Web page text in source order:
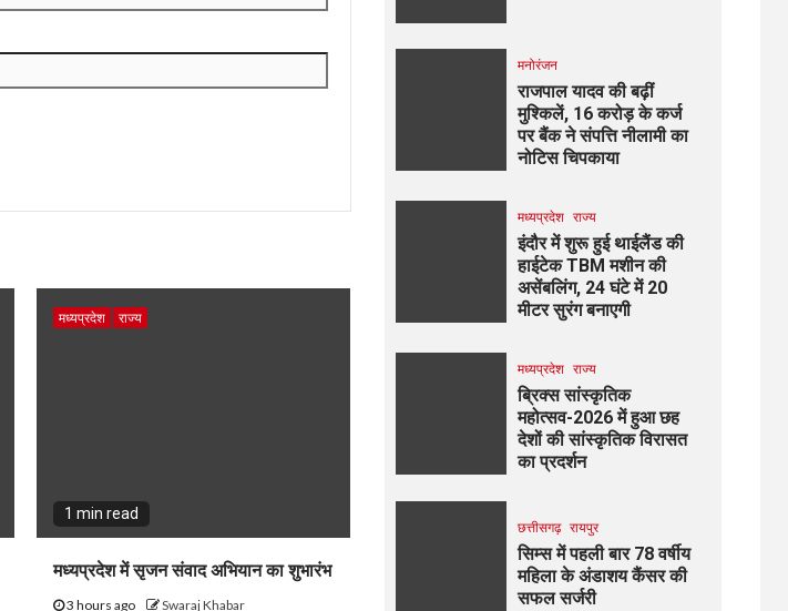
मध्यप्रदेश राज्य
1 min read
मध्यप्रदेश में सृजन संवाद अभियान का शुभारंभ
3 hours ago Swaraj Khabar
मनोरंजन
राजपाल यादव की बढ़ीं
मुश्किलें, ₹16 करोड़ के कर्ज
पर बैंक ने संपत्ति नीलामी का
नोटिस चिपकाया
मध्यप्रदेश राज्य
इंदौर में शुरू हुई थाईलैंड की
हाईटेक TBM मशीन की
असेंबलिंग, 24 घंटे में 20
मीटर सुरंग बनाएगी
मध्यप्रदेश राज्य
ब्रिक्स सांस्कृतिक
महोत्सव-2026 में हुआ छह
देशों की सांस्कृतिक विरासत
का प्रदर्शन
छत्तीसगढ़ रायपुर
सिम्स में पहली बार 78 वर्षीय
महिला के अंडाशय कैंसर की
सफल सर्जरी